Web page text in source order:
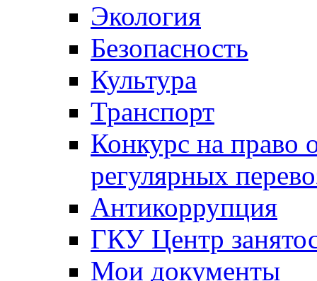
Экология
Безопасность
Культура
Транспорт
Конкурс на право
регулярных
Антикоррупция
ГКУ Центр
Мои документы